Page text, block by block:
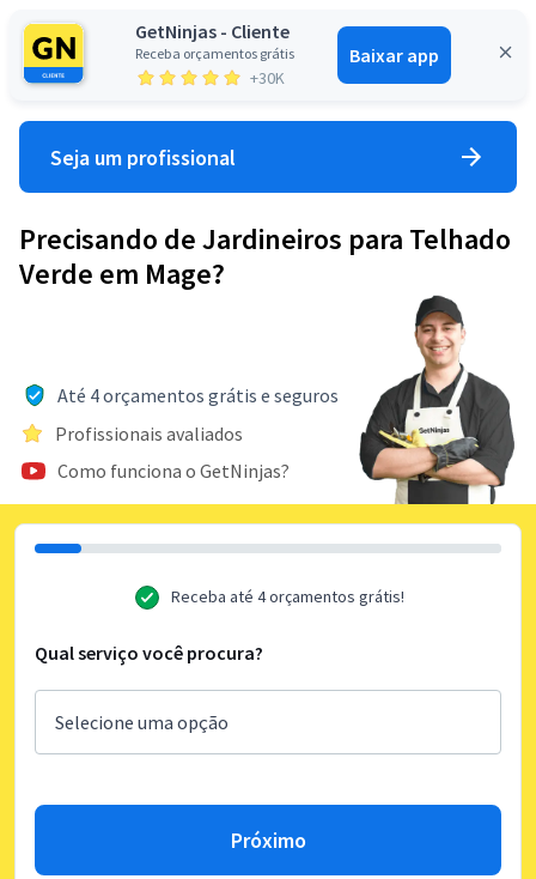
GetNinjas - Cliente
Receba orçamentos grátis
+30K
Baixar app
Entrar
Seja um profissional
Precisando de Jardineiros para Telhado
Verde em Mage?
Até 4 orçamentos grátis e seguros
Profissionais avaliados
Como funciona o GetNinjas?
Receba até 4 orçamentos grátis!
Qual serviço você procura?
Próximo